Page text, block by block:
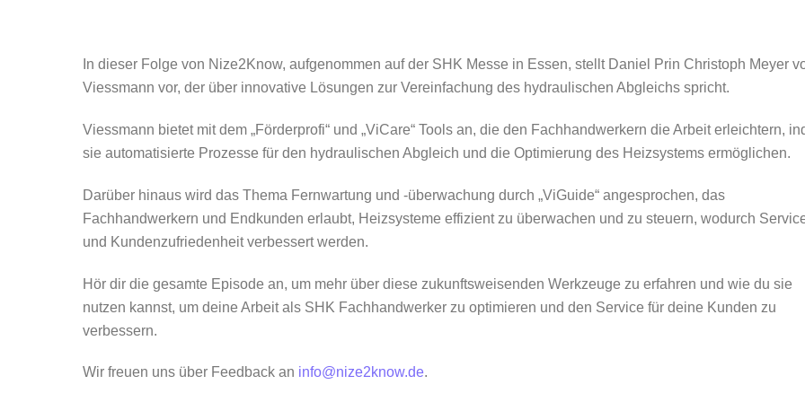
In dieser Folge von Nize2Know, aufgenommen auf der SHK Messe in Essen, stellt Daniel Prin Christoph Meyer
Viessmann vor, der über innovative Lösungen zur Vereinfachung des hydraulischen Abgleichs spricht.
Viessmann bietet mit dem „Förderprofi“ und „ViCare“ Tools an, die den Fachhandwerkern die Arbeit erleichtern,
sie automatisierte Prozesse für den hydraulischen Abgleich und die Optimierung des Heizsystems ermöglichen.
Darüber hinaus wird das Thema Fernwartung und -überwachung durch „ViGuide“ angesprochen, das
Fachhandwerkern und Endkunden erlaubt, Heizsysteme effizient zu überwachen und zu steuern, wodurch
und Kundenzufriedenheit verbessert werden.
Hör dir die gesamte Episode an, um mehr über diese zukunftsweisenden Werkzeuge zu erfahren und wie du sie
nutzen kannst, um deine Arbeit als SHK Fachhandwerker zu optimieren und den Service für deine Kunden zu
verbessern.
Wir freuen uns über Feedback an info@nize2know.de.